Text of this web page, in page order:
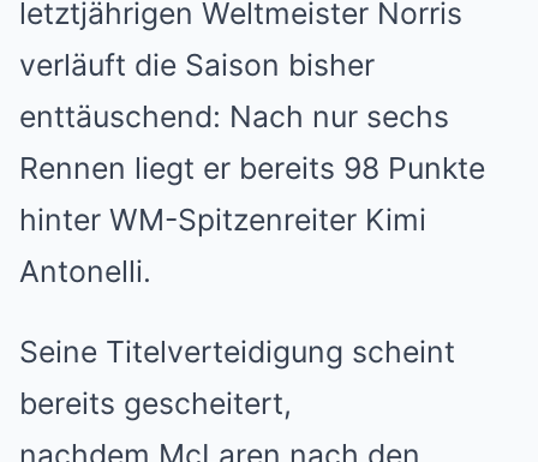
letztjährigen Weltmeister Norris
verläuft die Saison bisher
enttäuschend: Nach nur sechs
Rennen liegt er bereits 98 Punkte
hinter WM-Spitzenreiter Kimi
Antonelli.
Seine Titelverteidigung scheint
bereits gescheitert,
nachdem McLaren nach den